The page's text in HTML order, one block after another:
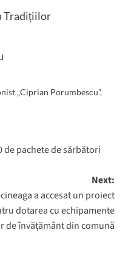
Tradițiilor
„Ciprian Porumbescu”,
de pachete de sărbători
Next:
a accesat un proiect
dotarea cu echipamente
de învățământ din comună